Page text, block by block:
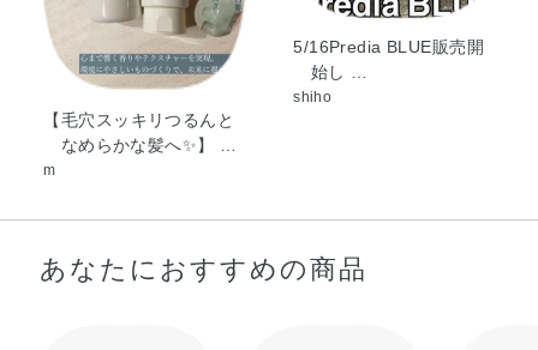
【毛穴スッキリつるんと
なめらかな髪へ✨】 …
m
5/16Predia BLUE販売開
始し …
shiho
あなたにおすすめの商品